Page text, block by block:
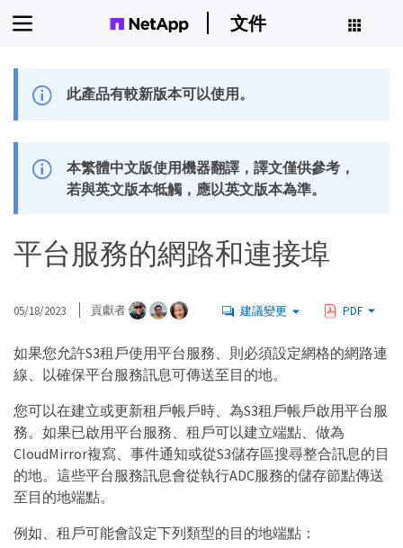
文件
此產品有較新版本可以使用。
本繁體中文版使用機器翻譯，譯文僅供參考，
若與英文版本牴觸，應以英文版本為準。
平台服務的網路和連接埠
05/18/2023 貢獻者 建議變更 PDF
如果您允許S3租戶使用平台服務、則必須設定網格的網路連
線、以確保平台服務訊息可傳送至目的地。
您可以在建立或更新租戶帳戶時、為S3租戶帳戶啟用平台服
務。如果已啟用平台服務、租戶可以建立端點、做為
CloudMirror複寫、事件通知或從S3儲存區搜尋整合訊息的目
的地。這些平台服務訊息會從執行ADC服務的儲存節點傳送
至目的地端點。
例如、租戶可能會設定下列類型的目的地端點：